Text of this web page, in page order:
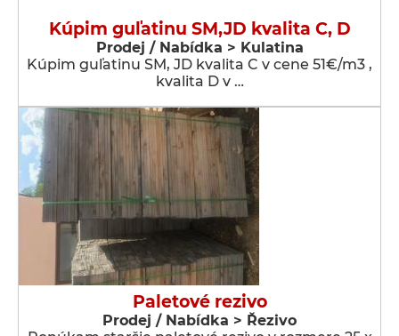
Kúpim guľatinu SM,JD kvalita C, D
Prodej / Nabídka > Kulatina
Kúpim guľatinu SM, JD kvalita C v cene 51€/m3 ,
kvalita D v …
Paletové rezivo
Prodej / Nabídka > Řezivo